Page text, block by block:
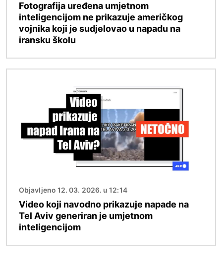
Fotografija uređena umjetnom
inteligencijom ne prikazuje američkog
vojnika koji je sudjelovao u napadu na
iransku školu
Objavljeno 12. 03. 2026. u 12:14
Video koji navodno prikazuje napade na
Tel Aviv generiran je umjetnom
inteligencijom